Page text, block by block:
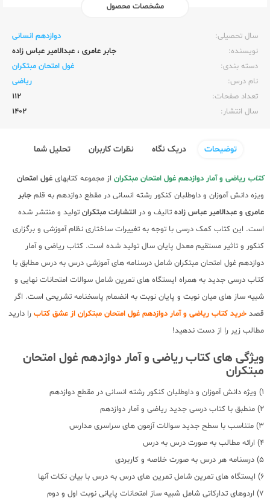
مشخصات محصول
سال تحصیلی:‌
دوازدهم انسانی
نویسنده:‌
جابر عامری ، عبدالامیر عباس زاده
دسته بندی:
غول امتحان مبتکران
نام درس:
ریاضی
تعداد صفحات:‌
112
سال انتشار:‌
1402
توضیحات دریک نگاه نظرات کاربران تحلیل شما
کتاب ریاضی و آمار دوازدهم غول امتحان مبتکران از مجموعه کتابهای غول امتحان
ویزه دانش آموزان و داوطلبان کنکور رشته انسانی در مقطع دوازدهم به قلم جابر
عامری و عبدالامیر عباس زاده تالیف و در انتشارات مبتکران تولید و منتشر شده
است. این کتاب کمک درسی با توجه به تغییرات ساختاری نظام آموزشی و برگزاری
کنکور و تاثیر مستقیم معدل پایان سال تولید شده است. کتاب ریاضی و آمار
دوازدهم غول امتحان مبتکران شامل درسنامه های آموزشی درس به درس مطابق با
کتاب درسی جدید به همراه ایستگاه های تمرین شامل سوالات امتحانات نهایی و
شبیه ساز های میان نوبت و پایان نوبت به انضمام پاسخنامه تشریحی است. اگر
قصد خرید کتاب ریاضی و آمار دوازدهم غول امتحان مبتکران از عشق کتاب را دارید
مطالب زیر را از دست ندهید!
ویژگی های کتاب ریاضی و آمار دوازدهم غول امتحان
مبتکران
1) ویژه دانش آموزان و داوطلبان کنکور رشته انسانی در مقطع دوازدهم
2) منطبق با کتاب درسی جدید ریاضی و آمار دوازدهم
3) متناسب با سطح جدید سوالات آزمون های سراسری مدارس
4) ارائه مطالب به صورت درس به درس
5) درسنامه هر درس به صورت خلاصه و کاربردی
6) ایستگاه های تمرین شامل تمرین های درس به درس با بیان نکات آنها
7) اردوهای تدارکاتی شامل شبیه ساز امتحانات پایانی نوبت اول و دوم